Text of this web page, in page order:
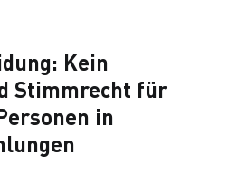
Kein
Stimmrecht für
in